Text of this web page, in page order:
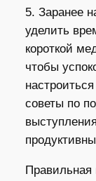
5. Заранее
уделить
короткой
чтобы
советы по
Правильная